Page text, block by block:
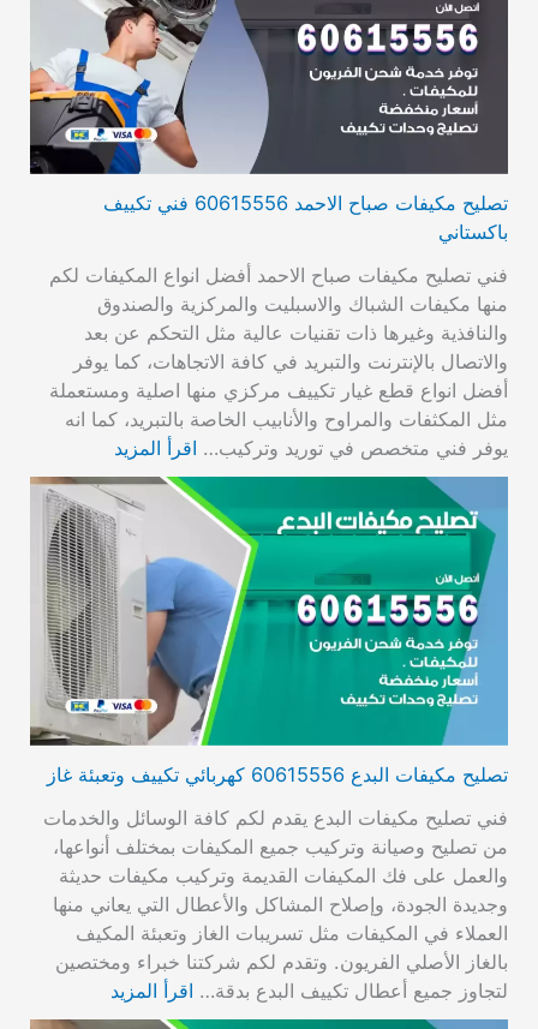
تصليح مكيفات صباح الاحمد 60615556 فني تكييف
باكستاني
فني تصليح مكيفات صباح الاحمد أفضل انواع المكيفات لكم
منها مكيفات الشباك والاسبليت والمركزية والصندوق
والنافذية وغيرها ذات تقنيات عالية مثل التحكم عن بعد
والاتصال بالإنترنت والتبريد في كافة الاتجاهات، كما يوفر
أفضل انواع قطع غيار تكييف مركزي منها اصلية ومستعملة
مثل المكثفات والمراوح والأنابيب الخاصة بالتبريد، كما انه
يوفر فني متخصص في توريد وتركيب… اقرأ المزيد
تصليح مكيفات البدع 60615556 كهربائي تكييف وتعبئة غاز
فني تصليح مكيفات البدع يقدم لكم كافة الوسائل والخدمات
من تصليح وصيانة وتركيب جميع المكيفات بمختلف أنواعها،
والعمل على فك المكيفات القديمة وتركيب مكيفات حديثة
وجديدة الجودة، وإصلاح المشاكل والأعطال التي يعاني منها
العملاء في المكيفات مثل تسريبات الغاز وتعبئة المكيف
بالغاز الأصلي الفريون. وتقدم لكم شركتنا خبراء ومختصين
لتجاوز جميع أعطال تكييف البدع بدقة… اقرأ المزيد